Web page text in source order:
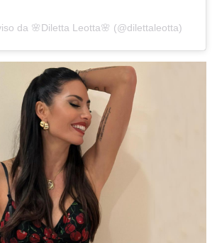
da 🌸Diletta Leotta🌸 (@dilettaleotta)